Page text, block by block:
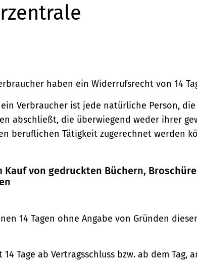
haben ein Widerrufsrecht von 14
Verbraucher ist jede natürliche Person,
abschließt, die überwiegend weder ihrer
beruflichen Tätigkeit zugerechnet werden
Kauf von gedruckten Büchern,
14 Tagen ohne Angabe von Gründen
Tage ab Vertragsschluss bzw. ab dem Tag,